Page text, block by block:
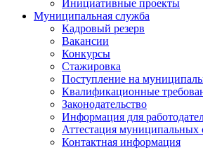
Инициативные проекты
Муниципальная служба
Кадровый резерв
Вакансии
Конкурсы
Стажировка
Поступление на
Квалификационные
Законодательство
Информация для
Аттестация
Контактная информация